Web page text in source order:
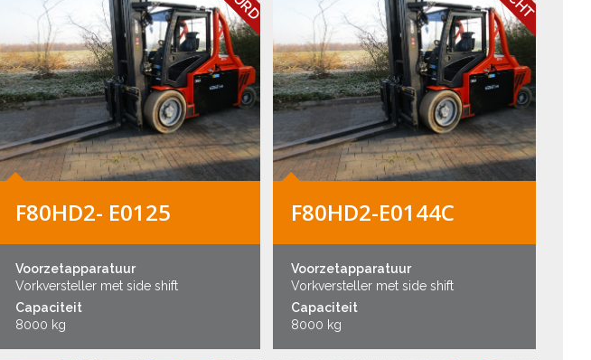
F80HD2- E0125
Voorzetapparatuur
Vorkversteller met side shift
Capaciteit
8000 kg
F80HD2-E0144C
Voorzetapparatuur
Vorkversteller met side shift
Capaciteit
8000 kg